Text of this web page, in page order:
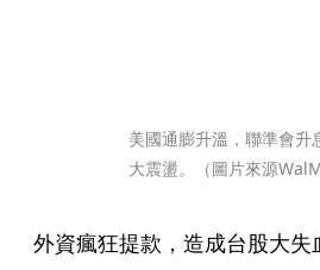
美國通膨升溫，聯準會升
大震盪。（圖片來源
外資瘋狂提款，造成台股大